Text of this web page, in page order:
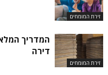
זירת המומחים
זירת המומחים
המדריך
דירה